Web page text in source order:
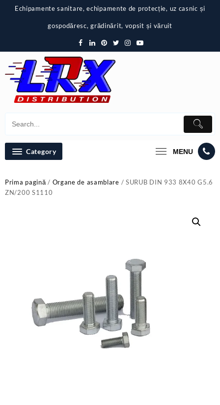
Echipamente sanitare, echipamente de protecție, uz casnic și
gospodăresc, grădinărit, vopsit și văruit
Category MENU
Prima pagină/ Organe de asamblare / SURUB DIN 933 8X40 G5.6
ZN/200 S1110